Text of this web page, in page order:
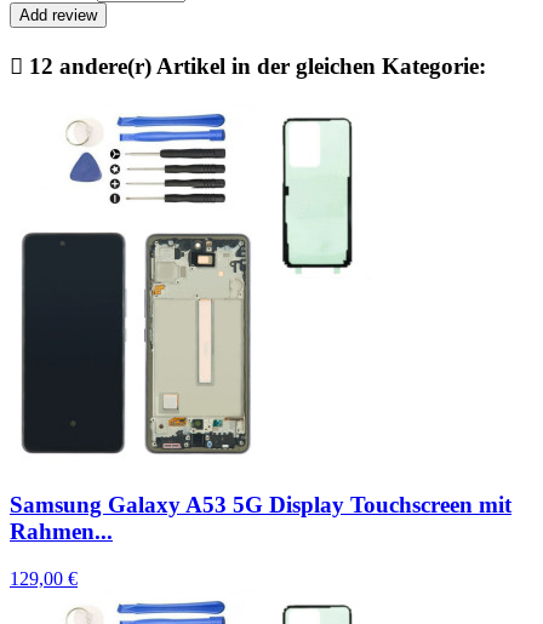
 12 andere(r) Artikel in der gleichen Kategorie:
Samsung Galaxy A53 5G Display Touchscreen mit
Rahmen...
129,00 €